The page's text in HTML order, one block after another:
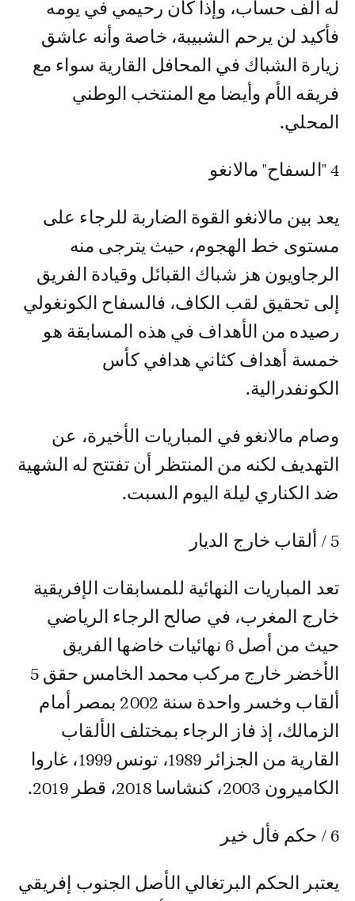
له ألف حساب، وإذا كان رحيمي في يومه
فأكيد لن يرحم الشبيبة، خاصة وأنه عاشق
زيارة الشباك في المحافل القارية سواء مع
فريقه الأم وأيضا مع المنتخب الوطني
المحلي.
4 "السفاح" مالانغو
يعد بين مالانغو القوة الضاربة للرجاء على
مستوى خط الهجوم، حيث يترجى منه
الرجاويون هز شباك القبائل وقيادة الفريق
إلى تحقيق لقب الكاف، فالسفاح الكونغولي
رصيده من الأهداف في هذه المسابقة هو
خمسة أهداف كثاني هدافي كأس
الكونفدرالية.
وصام مالانغو في المباريات الأخيرة، عن
التهديف لكنه من المنتظر أن تفتتح له الشهية
ضد الكناري ليلة اليوم السبت.
5 / ألقاب خارج الديار
تعد المباريات النهائية للمسابقات الإفريقية
خارج المغرب، في صالح الرجاء الرياضي
حيث من أصل 6 نهائيات خاضها الفريق
الأخضر خارج مركب محمد الخامس حقق 5
ألقاب وخسر واحدة سنة 2002 بمصر أمام
الزمالك، إذ فاز الرجاء بمختلف الألقاب
القارية من الجزائر 1989، تونس 1999، غاروا
الكاميرون 2003، كنشاسا 2018، قطر 2019.
6 / حكم فأل خير
يعتبر الحكم البرتغالي الأصل الجنوب إفريقي